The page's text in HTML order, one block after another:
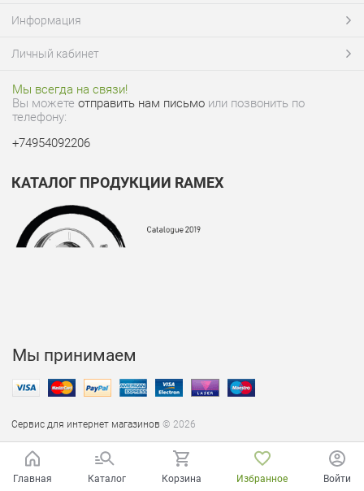
Информация
Личный кабинет
Мы всегда на связи!
Вы можете отправить нам письмо или позвонить по
телефону:
+74954092206
КАТАЛОГ ПРОДУКЦИИ RAMEX
Мы принимаем
Сервис для интернет магазинов © 2026
Главная Каталог Корзина Избранное Войти